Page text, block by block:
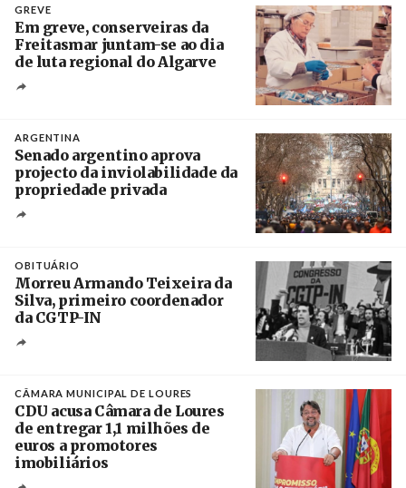
GREVE
Em greve, conserveiras da
Freitasmar juntam-se ao dia
de luta regional do Algarve
ARGENTINA
Senado argentino aprova
projecto da inviolabilidade da
propriedade privada
OBITUÁRIO
Morreu Armando Teixeira da
Silva, primeiro coordenador
da CGTP-IN
CÂMARA MUNICIPAL DE LOURES
CDU acusa Câmara de Loures
de entregar 1,1 milhões de
euros a promotores
imobiliários